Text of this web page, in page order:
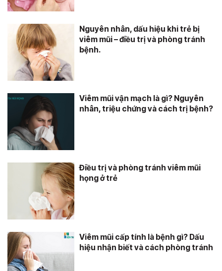
Nguyên nhân, dấu hiệu khi trẻ bị
viêm mũi – điều trị và phòng tránh
bệnh.
Viêm mũi vận mạch là gì? Nguyên
nhân, triệu chứng và cách trị bệnh?
Điều trị và phòng tránh viêm mũi
họng ở trẻ
Viêm mũi cấp tính là bệnh gì? Dấu
hiệu nhận biết và cách phòng tránh